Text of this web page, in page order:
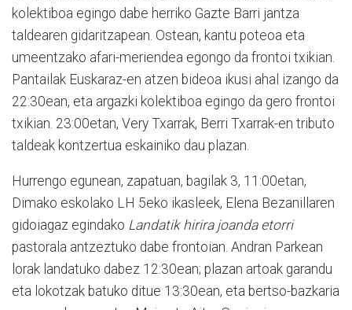
kolektiboa egingo dabe herriko Gazte Barri jantza
taldearen gidaritzapean. Ostean, kantu poteoa eta
umeentzako afari-meriendea egongo da frontoi txikian.
Pantailak Euskaraz-en atzen bideoa ikusi ahal izango da
22:30ean, eta argazki kolektiboa egingo da gero frontoi
txikian. 23:00etan, Very Txarrak, Berri Txarrak-en tributo
taldeak kontzertua eskainiko dau plazan.
Hurrengo egunean, zapatuan, bagilak 3, 11:00etan,
Dimako eskolako LH 5eko ikasleek, Elena Bezanillaren
gidoiagaz egindako Landatik hirira joanda etorri
pastorala antzeztuko dabe frontoian. Andran Parkean
lorak landatuko dabez 12:30ean; plazan artoak garandu
eta lokotzak batuko ditue 13:30ean, eta bertso-bazkaria